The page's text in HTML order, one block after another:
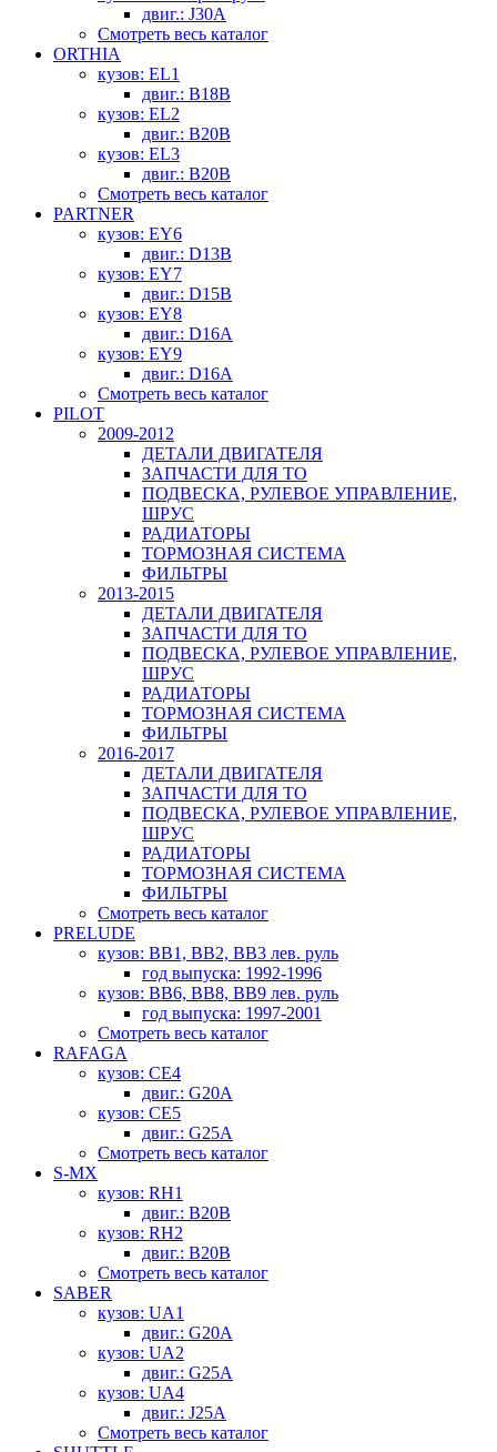
двиг.: J30A
Смотреть весь каталог
ORTHIA
кузов: EL1
двиг.: B18B
кузов: EL2
двиг.: B20B
кузов: EL3
двиг.: B20B
Смотреть весь каталог
PARTNER
кузов: EY6
двиг.: D13B
кузов: EY7
двиг.: D15B
кузов: EY8
двиг.: D16A
кузов: EY9
двиг.: D16A
Смотреть весь каталог
PILOT
2009-2012
ДЕТАЛИ ДВИГАТЕЛЯ
ЗАПЧАСТИ ДЛЯ ТО
ПОДВЕСКА, РУЛЕВОЕ УПРАВЛЕНИЕ,
ШРУС
РАДИАТОРЫ
ТОРМОЗНАЯ СИСТЕМА
ФИЛЬТРЫ
2013-2015
ДЕТАЛИ ДВИГАТЕЛЯ
ЗАПЧАСТИ ДЛЯ ТО
ПОДВЕСКА, РУЛЕВОЕ УПРАВЛЕНИЕ,
ШРУС
РАДИАТОРЫ
ТОРМОЗНАЯ СИСТЕМА
ФИЛЬТРЫ
2016-2017
ДЕТАЛИ ДВИГАТЕЛЯ
ЗАПЧАСТИ ДЛЯ ТО
ПОДВЕСКА, РУЛЕВОЕ УПРАВЛЕНИЕ,
ШРУС
РАДИАТОРЫ
ТОРМОЗНАЯ СИСТЕМА
ФИЛЬТРЫ
Смотреть весь каталог
PRELUDE
кузов: BB1, BB2, BB3 лев. руль
год выпуска: 1992-1996
кузов: BB6, BB8, BB9 лев. руль
год выпуска: 1997-2001
Смотреть весь каталог
RAFAGA
кузов: CE4
двиг.: G20A
кузов: CE5
двиг.: G25A
Смотреть весь каталог
S-MX
кузов: RH1
двиг.: B20B
кузов: RH2
двиг.: B20B
Смотреть весь каталог
SABER
кузов: UA1
двиг.: G20A
кузов: UA2
двиг.: G25A
кузов: UA4
двиг.: J25A
Смотреть весь каталог